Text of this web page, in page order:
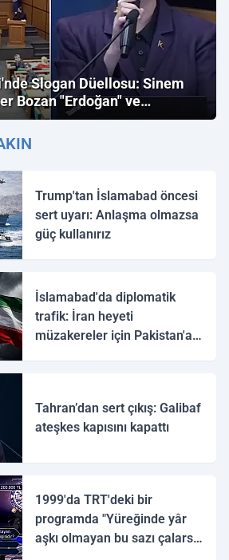
Slogan Düellosu: Sinem
Bozan "Erdoğan" ve
Trump'tan İslamabad öncesi
sert uyarı: Anlaşma olmazsa
güç kullanırız
İslamabad'da diplomatik
trafik: İran heyeti
müzakereler için Pakistan'a
Tahran’dan sert çıkış: Galibaf
ateşkes kapısını kapattı
1999'da TRT'deki bir
programda "Yüreğinde yâr
aşkı olmayan bu sazı çalarsa